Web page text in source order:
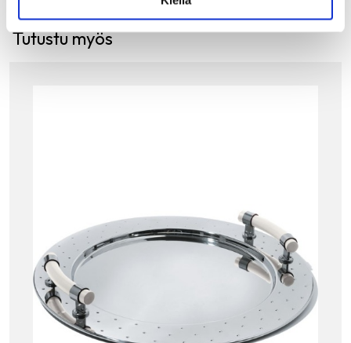
Tutustu myös